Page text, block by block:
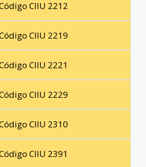
CIIU 2212
CIIU 2219
CIIU 2221
CIIU 2229
CIIU 2310
CIIU 2391